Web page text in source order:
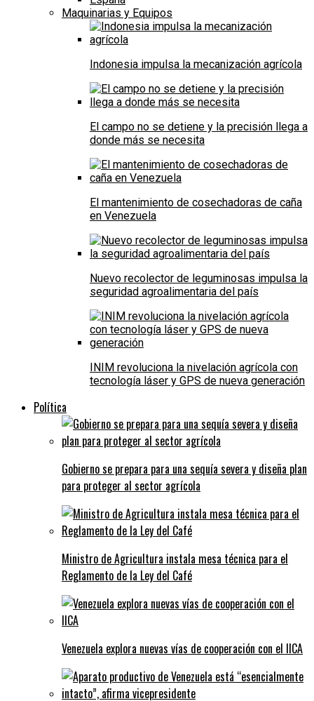
Maquinarias y Equipos
Indonesia impulsa la mecanización agrícola
El campo no se detiene y la precisión llega a
donde más se necesita
El mantenimiento de cosechadoras de caña
en Venezuela
Nuevo recolector de leguminosas impulsa la
seguridad agroalimentaria del país
INIM revoluciona la nivelación agrícola con
tecnología láser y GPS de nueva generación
Política
Gobierno se prepara para una sequía severa y diseña plan
para proteger al sector agrícola
Ministro de Agricultura instala mesa técnica para el
Reglamento de la Ley del Café
Venezuela explora nuevas vías de cooperación con el IICA